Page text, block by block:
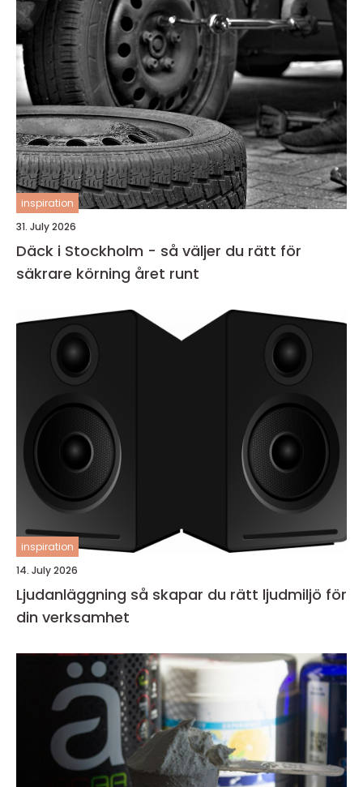
inspiration
31. July 2026
Däck i Stockholm - så väljer du rätt för
säkrare körning året runt
inspiration
14. July 2026
Ljudanläggning så skapar du rätt ljudmiljö för
din verksamhet